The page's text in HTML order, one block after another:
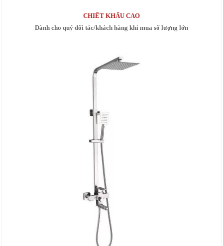
CHIẾT KHẤU CAO
Dành cho quý đối tác/khách hàng khi mua số lượng lớn